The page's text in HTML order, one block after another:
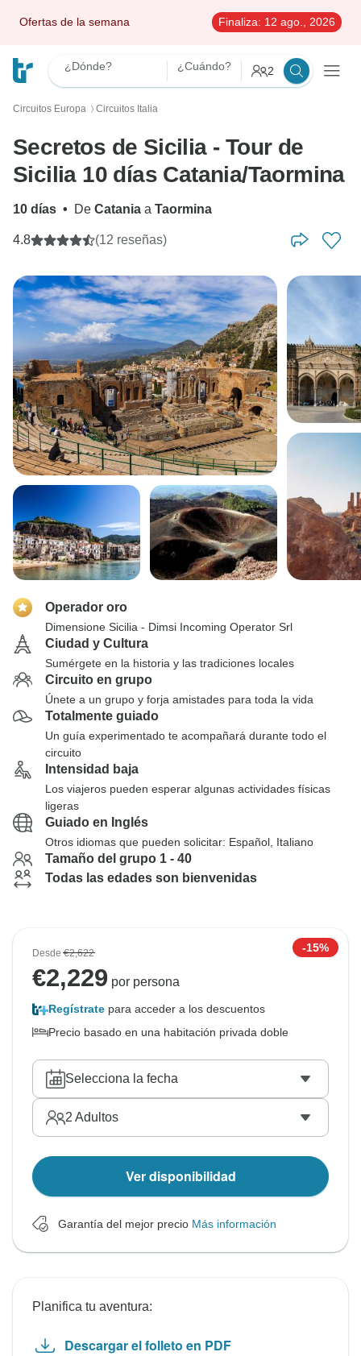
Ofertas de la semana Finaliza: 12 ago., 2026
¿Dónde? ¿Cuándo? 2
Circuitos Europa 〉 Circuitos Italia
Secretos de Sicilia - Tour de
Sicilia 10 días Catania/Taormina
10 días • De Catania a Taormina
4.8 (12 reseñas)
Operador oro
Dimensione Sicilia - Dimsi Incoming Operator Srl
Ciudad y Cultura
Sumérgete en la historia y las tradiciones locales
Circuito en grupo
Únete a un grupo y forja amistades para toda la vida
Totalmente guiado
Un guía experimentado te acompañará durante todo el
circuito
Intensidad baja
Los viajeros pueden esperar algunas actividades físicas
ligeras
Guiado en Inglés
Otros idiomas que pueden solicitar: Español, Italiano
Tamaño del grupo 1 - 40
Todas las edades son bienvenidas
Desde€2,622 -15%
€2,229 por persona
Regístrate para acceder a los descuentos
Precio basado en una habitación privada doble
Selecciona la fecha
2 Adultos
Ver disponibilidad
Garantía del mejor precio Más información
Planifica tu aventura:
Descargar el folleto en PDF